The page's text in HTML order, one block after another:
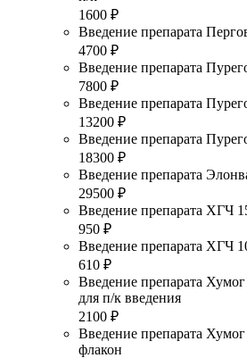
1600 ₽
Введение препарата
4700 ₽
Введение препарата
7800 ₽
Введение препарата
13200 ₽
Введение препарата
18300 ₽
Введение препарата
29500 ₽
Введение препарата ХГЧ
950 ₽
Введение препарата ХГЧ
610 ₽
Введение препарата
для п/к введения
2100 ₽
Введение препарата
флакон